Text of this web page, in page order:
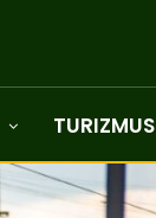
TURIZMUS